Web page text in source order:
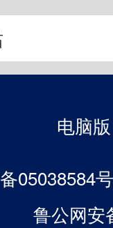
电脑版
05038584号
鲁公网安